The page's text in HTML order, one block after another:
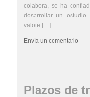
colabora, se ha
desarrollar un estudio
valore […]
Envía un comentario
Plazos de